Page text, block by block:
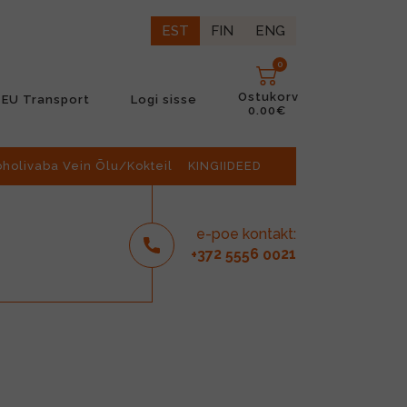
EST FIN ENG
EU Transport Logi sisse
0
Ostukorv
0.00€
Vein Õlu/Kokteil KINGIIDEED
e-poe kontakt:
+372 5556 0021